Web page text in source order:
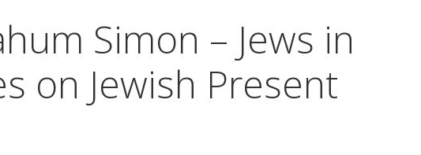
Simon – Jews in
on Jewish Present